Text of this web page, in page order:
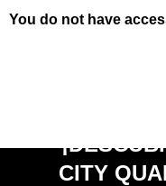
You do not have
CITY